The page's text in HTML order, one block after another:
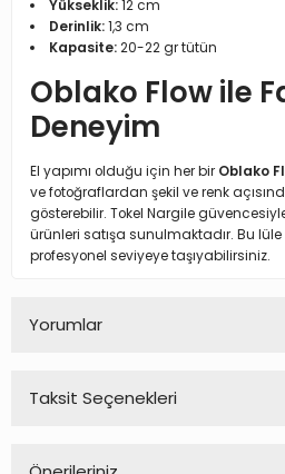
Yükseklik:12 cm
Derinlik:1,3 cm
Kapasite:20-22 gr tütün
Oblako Flow ile
Deneyim
El yapımı olduğu için her bir Oblako
ve fotoğraflardan şekil ve renk
gösterebilir. Tokel Nargile
ürünleri satışa sunulmaktadır. Bu
profesyonel seviyeye taşıyabilirsiniz.
Yorumlar
Taksit Seçenekleri